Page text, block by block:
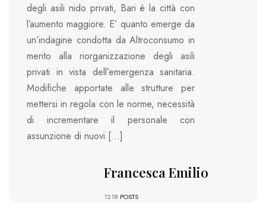
degli asili nido privati, Bari è la città con
l’aumento maggiore. E’ quanto emerge da
un’indagine condotta da Altroconsumo in
merito alla riorganizzazione degli asili
privati in vista dell’emergenza sanitaria.
Modifiche apportate alle strutture per
mettersi in regola con le norme, necessità
di incrementare il personale con
assunzione di nuovi […]
Francesca Emilio
1218 POSTS